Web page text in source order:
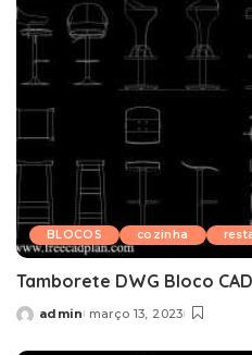
BLOCOS cozinha
Tamborete DWG Bloco
Posted
admin março 13, 2023